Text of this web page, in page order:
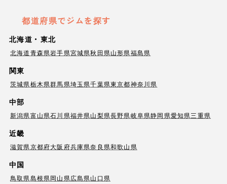
都道府県でジムを探す
北海道・東北
北海道青森県岩手県宮城県秋田県山形県福島県
関東
茨城県栃木県群馬県埼玉県千葉県東京都神奈川県
中部
新潟県富山県石川県福井県山梨県長野県岐阜県静岡県愛知県三重県
近畿
滋賀県京都府大阪府兵庫県奈良県和歌山県
中国
鳥取県島根県岡山県広島県山口県